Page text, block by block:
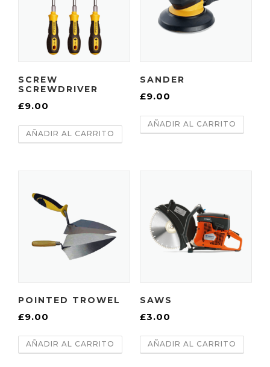
SCREW
SCREWDRIVER
£9.00
AÑADIR AL CARRITO
SANDER
£9.00
AÑADIR AL CARRITO
POINTED TROWEL
£9.00
AÑADIR AL CARRITO
SAWS
£3.00
AÑADIR AL CARRITO